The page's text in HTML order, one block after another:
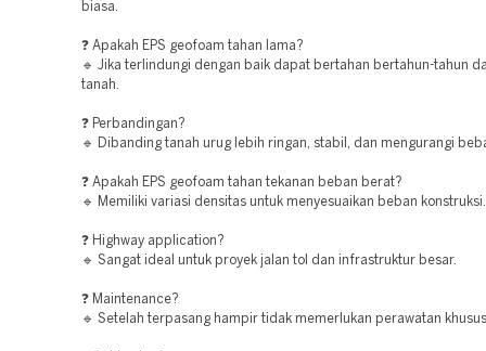
biasa.
❓ Apakah EPS geofoam tahan lama?
🔹 Jika terlindungi dengan baik dapat bertahan bertahun-tahun
tanah.
❓ Perbandingan?
🔹 Dibanding tanah urug lebih ringan, stabil, dan mengurangi
❓ Apakah EPS geofoam tahan tekanan beban berat?
🔹 Memiliki variasi densitas untuk menyesuaikan beban konstruksi.
❓ Highway application?
🔹 Sangat ideal untuk proyek jalan tol dan infrastruktur besar.
❓ Maintenance?
🔹 Setelah terpasang hampir tidak memerlukan perawatan